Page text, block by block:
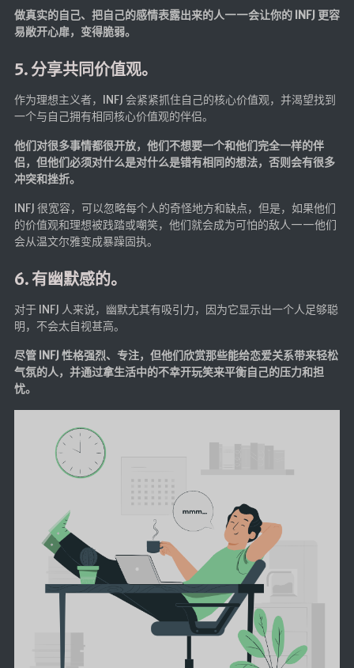
做真实的自己、把自己的感情表露出来的人——会让你的 INFJ 更容
易敞开心扉，变得脆弱。
5. 分享共同价值观。
作为理想主义者，INFJ 会紧紧抓住自己的核心价值观，并渴望找到
一个与自己拥有相同核心价值观的伴侣。
他们对很多事情都很开放，他们不想要一个和他们完全一样的伴
侣，但他们必须对什么是对什么是错有相同的想法，否则会有很多
冲突和挫折。
INFJ 很宽容，可以忽略每个人的奇怪地方和缺点，但是，如果他们
的价值观和理想被践踏或嘲笑，他们就会成为可怕的敌人——他们
会从温文尔雅变成暴躁固执。
6. 有幽默感的。
对于 INFJ 人来说，幽默尤其有吸引力，因为它显示出一个人足够聪
明，不会太自视甚高。
尽管 INFJ 性格强烈、专注，但他们欣赏那些能给恋爱关系带来轻松
气氛的人，并通过拿生活中的不幸开玩笑来平衡自己的压力和担
忧。